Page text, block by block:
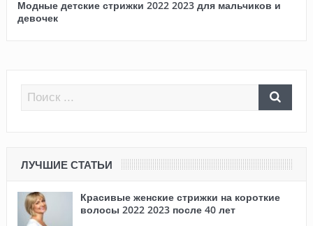
Модные детские стрижки 2022 2023 для мальчиков и
девочек
ЛУЧШИЕ СТАТЬИ
Красивые женские стрижки на короткие
волосы 2022 2023 после 40 лет